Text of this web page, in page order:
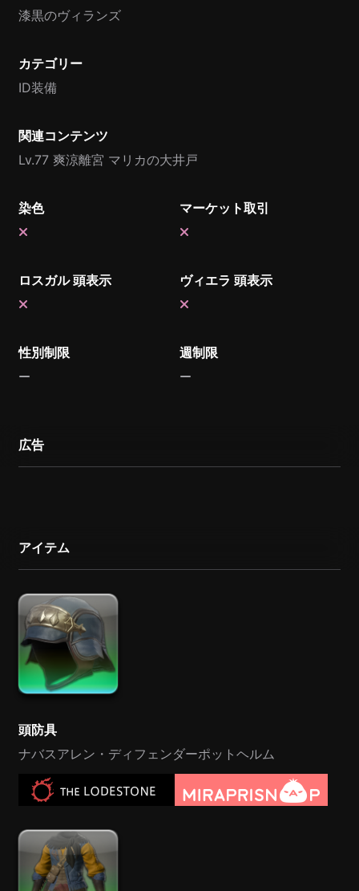
漆黒のヴィランズ
カテゴリー
ID装備
関連コンテンツ
Lv.77 爽涼離宮 マリカの大井戸
染色 マーケット取引
ロスガル 頭表示 ヴィエラ 頭表示
性別制限 週制限
広告
アイテム
頭防具
ナバスアレン・ディフェンダーポットヘルム